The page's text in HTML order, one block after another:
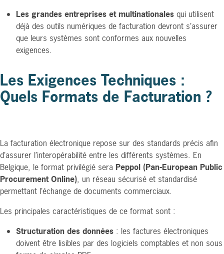
Les grandes entreprises et multinationales qui utilisent
déjà des outils numériques de facturation devront s’assurer
que leurs systèmes sont conformes aux nouvelles
exigences.
Les Exigences Techniques :
Quels Formats de Facturation ?
La facturation électronique repose sur des standards précis afin
d’assurer l’interopérabilité entre les différents systèmes. En
Belgique, le format privilégié sera Peppol (Pan-European Public
Procurement Online), un réseau sécurisé et standardisé
permettant l’échange de documents commerciaux.
Les principales caractéristiques de ce format sont :
Structuration des données : les factures électroniques
doivent être lisibles par des logiciels comptables et non sous